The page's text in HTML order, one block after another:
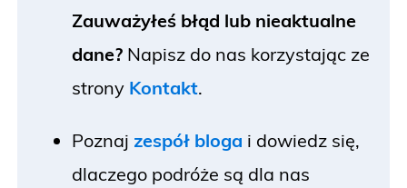
Zauważyłeś błąd lub nieaktualne
dane? Napisz do nas korzystając ze
strony Kontakt.
Poznaj zespół bloga i dowiedz się,
dlaczego podróże są dla nas